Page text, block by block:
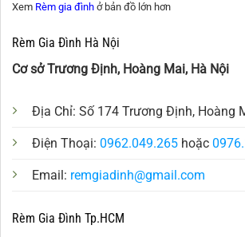
Xem Rèm gia đình ở bản đồ lớn hơn
Rèm Gia Đình Hà Nội
Cơ sở Trương Định, Hoàng Mai, Hà Nội
Địa Chỉ: Số 174 Trương Định, Hoàng
Điện Thoại: 0962.049.265 hoặc
Email: remgiadinh@gmail.com
Rèm Gia Đình Tp.HCM